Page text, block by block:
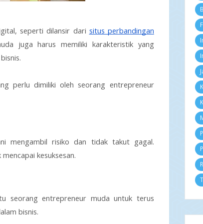
seperti dilansir dari situs perbandingan
juga harus memiliki karakteristik yang
perlu dimiliki oleh seorang entrepreneur
mengambil risiko dan tidak takut gagal.
kesuksesan.
seorang entrepreneur muda untuk terus
bisnis.